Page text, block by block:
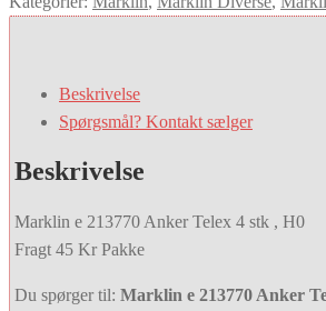
Beskrivelse
Spørgsmål? Kontakt sælger
Beskrivelse
Marklin e 213770 Anker Telex 4 stk , H0
Fragt 45 Kr Pakke
Du spørger til: Marklin e 213770 Anker